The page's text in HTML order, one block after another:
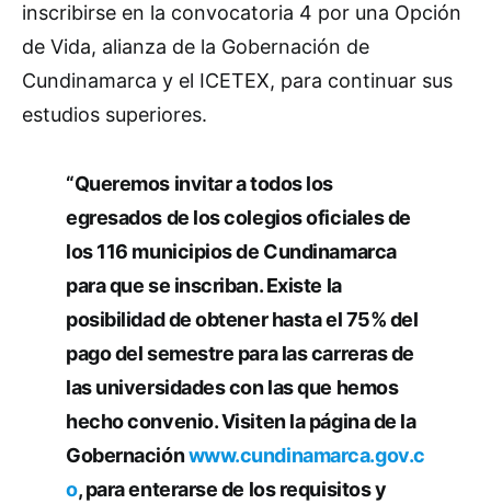
inscribirse en la convocatoria 4 por una Opción
de Vida, alianza de la Gobernación de
Cundinamarca y el ICETEX, para continuar sus
estudios superiores.
“Queremos invitar a todos los
egresados de los colegios oficiales de
los 116 municipios de Cundinamarca
para que se inscriban. Existe la
posibilidad de obtener hasta el 75% del
pago del semestre para las carreras de
las universidades con las que hemos
hecho convenio. Visiten la página de la
Gobernaciónwww.cundinamarca.gov.c
o, para enterarse de los requisitos y